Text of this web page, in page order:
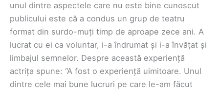
unul dintre aspectele care nu este bine cunoscut
publicului este că a condus un grup de teatru
format din surdo-muți timp de aproape zece ani. A
lucrat cu ei ca voluntar, i-a îndrumat și i-a învățat și
limbajul semnelor. Despre această experiență
actrița spune: “A fost o experiență uimitoare. Unul
dintre cele mai bune lucruri pe care le-am făcut